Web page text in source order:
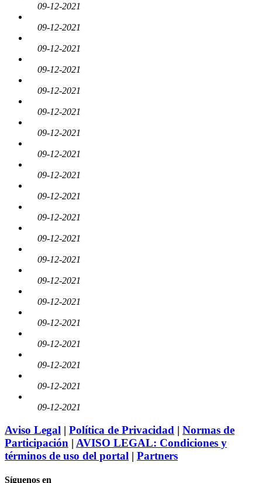
09-12-2021
09-12-2021
09-12-2021
09-12-2021
09-12-2021
09-12-2021
09-12-2021
09-12-2021
09-12-2021
09-12-2021
09-12-2021
09-12-2021
09-12-2021
09-12-2021
09-12-2021
09-12-2021
09-12-2021
09-12-2021
09-12-2021
09-12-2021
Aviso Legal | Política de Privacidad | Normas de
Participación | AVISO LEGAL: Condiciones y
términos de uso del portal | Partners
Síguenos en